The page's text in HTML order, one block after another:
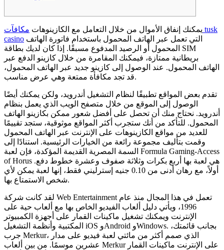
يمكنك إنفاق الأموال من خلال التعامل مع الكازينوهات مكافآت tusk
casino
المحمول أو الرصيد المدفوع مسبقًا. إذا كان لديك بطاقة SIM
بريطانية ممتازة، فيمكنك المقامرة من خلال كازينو الدفع عبر
الهاتف المحمول. عند الوصول إلى كازينو جديد عبر الهاتف المحمول،
قد تجد مكافأة ممتعة وهي عرض مناسب.
تقدم بعض المواقع تطبيقًا لنظام التشغيل أندرويد، ولكن يمكنك أيضًا
الوصول إلى الموقع من خلال متصفح الويب الذي يعمل بنظام
أندرويد. نحتاج منك أن تحصل على أفضل شعور ممكن بكازينو الهاتف
المحمول. للتأكد من أنك ستجرب أكثر المواقع موثوقية، ستجد تقييمًا
للعديد من مواقع الكازينوهات على الإنترنت عبر الهاتف المحمول
وقمت بتأليف مجموعة رائعة من الخيارات الرئيسية. استنادًا إلى
السمة المصرية القديمة المؤكدة، فإن لعبة Formula Gaming-Access
of Horus هي لعبة بها أربع بكرات وثلاثة صفوف وعشرة خطوط دفع.
أولاً، مع رهان أدنى من 0.10 جنيه إسترليني فقط، إنها لعبة يمكن لأي
شخص الاستمتاع بها.
لقد كانت شركة Web Entertainment تعمل في هذا المجال منذ عام
1996، ويأتي دليل ألعاب الفيديو الخاص بها مع ألعاب حية على
الإنترنت ويمكنك تشغيل ماكينات القمار على أجهزة الكمبيوتر
المكتبية وأنظمة التشغيل iOS وAndroid وWindows. بجانب قائمتك،
جرب Merkur، الذي صمم أكثر من مائتي لعبة فيديو على مدار
عشرين موسمًا. من بين ألعاب Merkur على الإنترنت ماكينات القمار